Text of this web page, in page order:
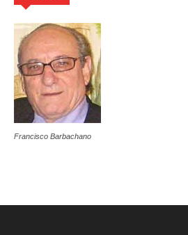
Francisco Barbachano